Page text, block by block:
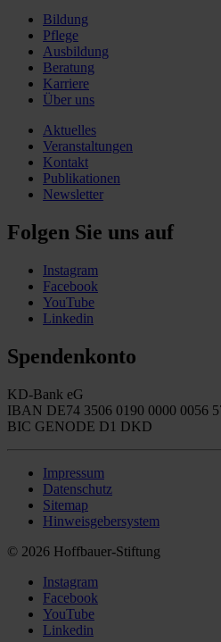
Bildung
Pflege
Ausbildung
Beratung
Karriere
Über uns
Aktuelles
Veranstaltungen
Kontakt
Publikationen
Newsletter
Folgen Sie uns auf
Instagram
Facebook
YouTube
Linkedin
Spendenkonto
KD-Bank eG
IBAN DE74 3506 0190 0000 0056
BIC GENODE D1 DKD
Impressum
Datenschutz
Sitemap
Hinweisgebersystem
© 2026 Hoffbauer-Stiftung
Instagram
Facebook
YouTube
Linkedin